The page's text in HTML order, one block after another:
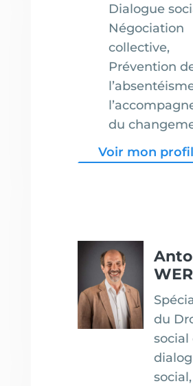
Dialogue
Négociation
collective,
Prévention
du
Voir mon profil
du
social